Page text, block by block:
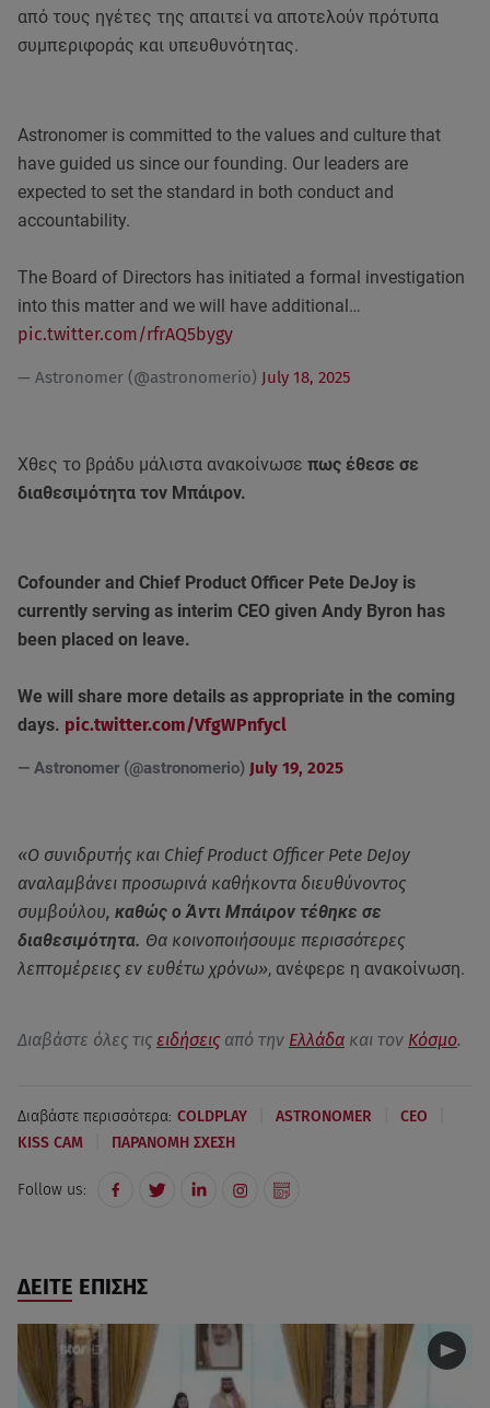
από τους ηγέτες της απαιτεί να αποτελούν πρότυπα
συμπεριφοράς και υπευθυνότητας.
Astronomer is committed to the values and culture that
have guided us since our founding. Our leaders are
expected to set the standard in both conduct and
accountability.
The Board of Directors has initiated a formal investigation
into this matter and we will have additional…
pic.twitter.com/rfrAQ5bygy
— Astronomer (@astronomerio) July 18, 2025
Χθες το βράδυ μάλιστα ανακοίνωσε πως έθεσε σε
διαθεσιμότητα τον Μπάιρον.
Cofounder and Chief Product Officer Pete DeJoy is
currently serving as interim CEO given Andy Byron has
been placed on leave.
We will share more details as appropriate in the coming
days. pic.twitter.com/VfgWPnfycl
— Astronomer (@astronomerio) July 19, 2025
«Ο συνιδρυτής και Chief Product Officer Pete DeJoy
αναλαμβάνει προσωρινά καθήκοντα διευθύνοντος
συμβούλου, καθώς ο Άντι Μπάιρον τέθηκε σε
διαθεσιμότητα. Θα κοινοποιήσουμε περισσότερες
λεπτομέρειες εν ευθέτω χρόνω», ανέφερε η ανακοίνωση.
Διαβάστε όλες τις ειδήσεις από την Ελλάδα και τον Κόσμο.
Διαβάστε περισσότερα: COLDPLAY ASTRONOMER CEO
KISS CAM ΠΑΡΑΝΟΜΗ ΣΧΕΣΗ
Follow us:
ΔΕΙΤΕ ΕΠΙΣΗΣ